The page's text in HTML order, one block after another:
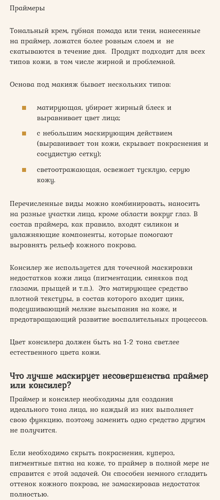
Праймеры
Тональный крем, губная помада или тени, нанесенные
на праймер, ложатся более ровным слоем и не
скатываются в течение дня. Продукт подходит для всех
типов кожи, в том числе жирной и проблемной.
Основа под макияж бывает нескольких типов:
матирующая, убирает жирный блеск и
выравнивает цвет лица;
с небольшим маскирующим действием
(выравнивает тон кожи, скрывает покраснения и
сосудистую сетку);
светоотражающая, освежает тусклую, серую
кожу.
Перечисленные виды можно комбинировать, наносить
на разные участки лица, кроме области вокруг глаз. В
состав праймера, как правило, входят силикон и
увлажняющие компоненты, которые помогают
выровнять рельеф кожного покрова.
Консилер же используется для точечной маскировки
недостатков кожи лица (пигментации, синяков под
глазами, прыщей и т.п.). Это матирующее средство
плотной текстуры, в состав которого входит цинк,
подсушивающий мелкие высыпания на коже, и
предотвращающий развитие воспалительных процессов.
Цвет консилера должен быть на 1-2 тона светлее
естественного цвета кожи.
Что лучше маскирует несовершенства праймер
или консилер?
Праймер и консилер необходимы для создания
идеального тона лица, но каждый из них выполняет
свою функцию, поэтому заменить одно средство другим
не получится.
Если необходимо скрыть покраснения, купероз,
пигментные пятна на коже, то праймер в полной мере не
справится с этой задачей. Он способен немного сгладить
оттенок кожного покрова, не замаскировав недостаток
полностью.